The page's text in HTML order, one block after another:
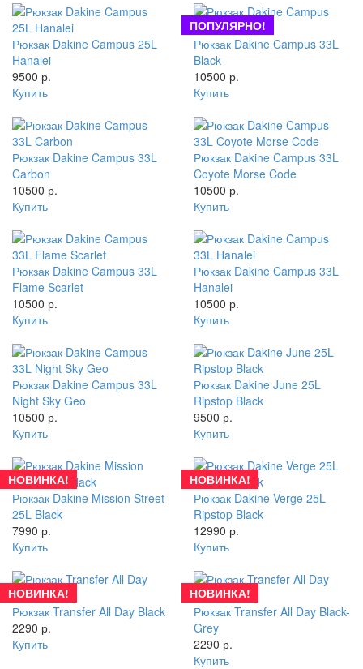
Рюкзак Dakine Campus 25L
Hanalei
9500 р.
Купить
ПОПУЛЯРНО!
Рюкзак Dakine Campus 33L
Black
10500 р.
Купить
Рюкзак Dakine Campus 33L
Carbon
10500 р.
Купить
Рюкзак Dakine Campus 33L
Coyote Morse Code
10500 р.
Купить
Рюкзак Dakine Campus 33L
Flame Scarlet
10500 р.
Купить
Рюкзак Dakine Campus 33L
Hanalei
10500 р.
Купить
Рюкзак Dakine Campus 33L
Night Sky Geo
10500 р.
Купить
Рюкзак Dakine June 25L
Ripstop Black
9500 р.
Купить
НОВИНКА!
Рюкзак Dakine Mission Street
25L Black
7990 р.
Купить
НОВИНКА!
Рюкзак Dakine Verge 25L
Ripstop Black
12990 р.
Купить
НОВИНКА!
Рюкзак Transfer All Day Black
2290 р.
Купить
НОВИНКА!
Рюкзак Transfer All Day Black-
Grey
2290 р.
Купить